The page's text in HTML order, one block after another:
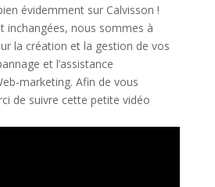
évidemment sur Calvisson !
inchangées, nous sommes à
la création et la gestion de vos
et l’assistance
marketing. Afin de vous
de suivre cette petite vidéo